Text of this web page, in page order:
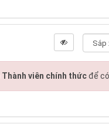
Thành viên chính thứcđể